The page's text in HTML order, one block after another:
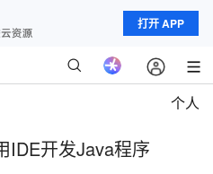
打开 APP
个人
IDE开发Java程序